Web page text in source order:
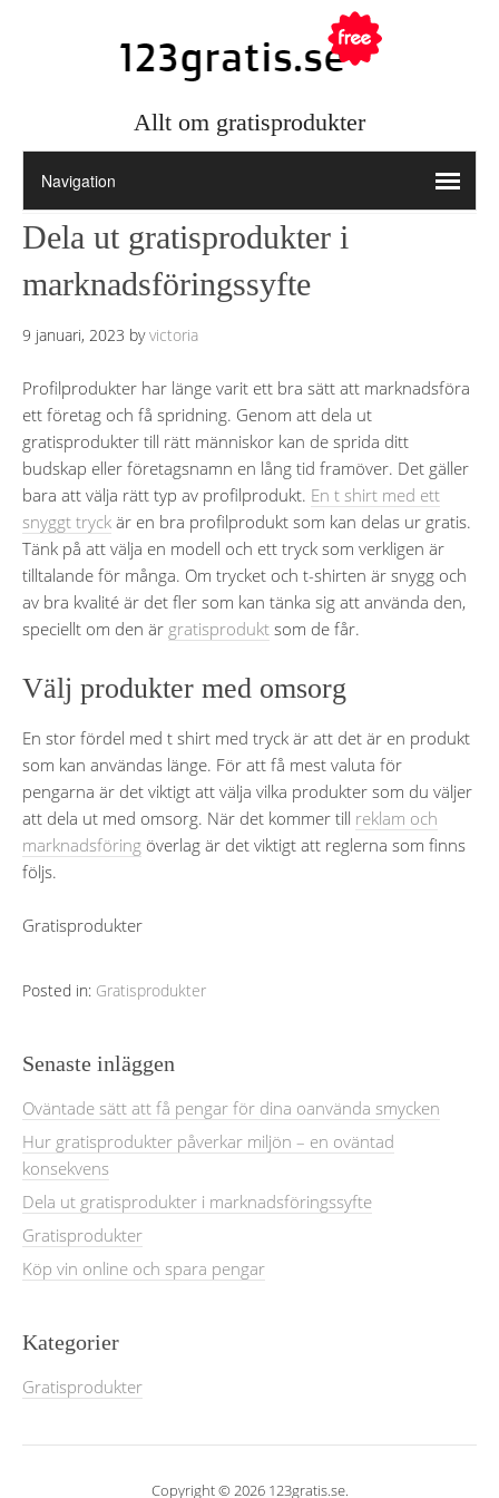
Allt om gratisprodukter
Dela ut gratisprodukter i
marknadsföringssyfte
9 januari, 2023 byvictoria
Profilprodukter har länge varit ett bra sätt att marknadsföra
ett företag och få spridning. Genom att dela ut
gratisprodukter till rätt människor kan de sprida ditt
budskap eller företagsnamn en lång tid framöver. Det gäller
bara att välja rätt typ av profilprodukt. En t shirt med ett
snyggt tryck är en bra profilprodukt som kan delas ur gratis.
Tänk på att välja en modell och ett tryck som verkligen är
tilltalande för många. Om trycket och t-shirten är snygg och
av bra kvalité är det fler som kan tänka sig att använda den,
speciellt om den är gratisprodukt som de får.
Välj produkter med omsorg
En stor fördel med t shirt med tryck är att det är en produkt
som kan användas länge. För att få mest valuta för
pengarna är det viktigt att välja vilka produkter som du väljer
att dela ut med omsorg. När det kommer till reklam och
marknadsföring överlag är det viktigt att reglerna som finns
följs.
Gratisprodukter
Posted in: Gratisprodukter
Senaste inläggen
Oväntade sätt att få pengar för dina oanvända smycken
Hur gratisprodukter påverkar miljön – en oväntad
konsekvens
Dela ut gratisprodukter i marknadsföringssyfte
Gratisprodukter
Köp vin online och spara pengar
Kategorier
Gratisprodukter
Copyright © 2026 123gratis.se.